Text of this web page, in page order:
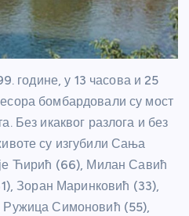
године, у 13 часова и 25
бомбардовали су мост
Без икаквог разлога и без
су изгубили Сања
Ћирић (66), Милан Савић
Зоран Маринковић (33),
Симоновић (55),